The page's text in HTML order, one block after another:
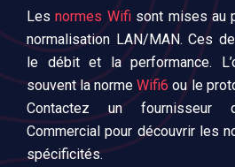
Lesnormes Wifisont mises au
normalisation LAN/MAN. Ces
le débit et la performance.
souvent la normeWifi6ou le
Contactez un fournisseur
Commercial pour découvrir les
spécificités.